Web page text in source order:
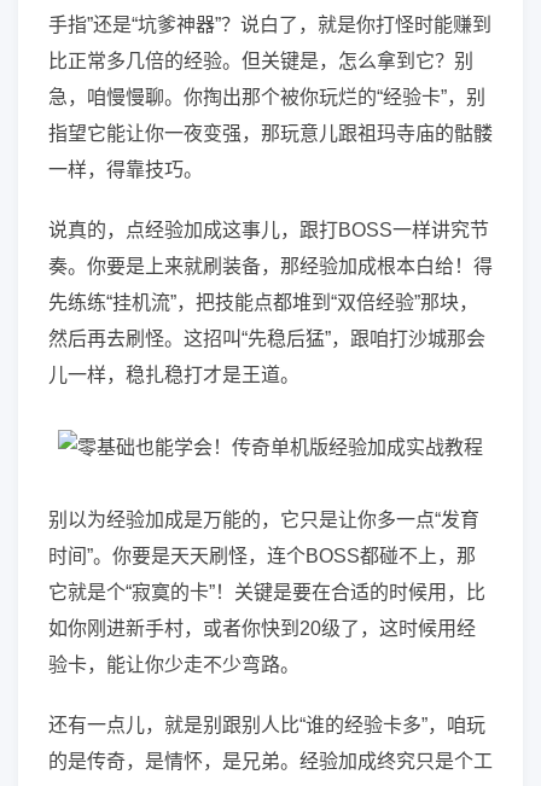
手指”还是“坑爹神器”？说白了，就是你打怪时能赚到
比正常多几倍的经验。但关键是，怎么拿到它？别
急，咱慢慢聊。你掏出那个被你玩烂的“经验卡”，别
指望它能让你一夜变强，那玩意儿跟祖玛寺庙的骷髅
一样，得靠技巧。
说真的，点经验加成这事儿，跟打BOSS一样讲究节
奏。你要是上来就刷装备，那经验加成根本白给！得
先练练“挂机流”，把技能点都堆到“双倍经验”那块，
然后再去刷怪。这招叫“先稳后猛”，跟咱打沙城那会
儿一样，稳扎稳打才是王道。
别以为经验加成是万能的，它只是让你多一点“发育
时间”。你要是天天刷怪，连个BOSS都碰不上，那
它就是个“寂寞的卡”！关键是要在合适的时候用，比
如你刚进新手村，或者你快到20级了，这时候用经
验卡，能让你少走不少弯路。
还有一点儿，就是别跟别人比“谁的经验卡多”，咱玩
的是传奇，是情怀，是兄弟。经验加成终究只是个工